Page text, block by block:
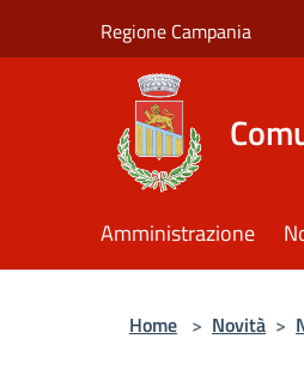
Regione Campania
Amministrazione
Home > Novità >